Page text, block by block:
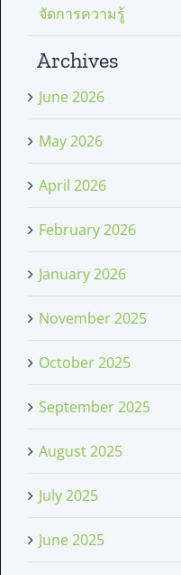
จัดการความรู้
Archives
June 2026
May 2026
April 2026
February 2026
January 2026
November 2025
October 2025
September 2025
August 2025
July 2025
June 2025